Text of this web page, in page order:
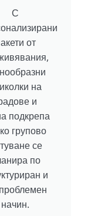
С
от
на
и
подкрепа
групово
се
по
и
начин.